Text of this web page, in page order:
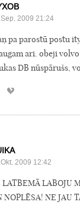
2009 21:24
pa parostū postu
ari. obeji
DB nūspārušs,
2009 12:42
LATBEMĀ LABOJU
NOPLĒSA! NE JAU